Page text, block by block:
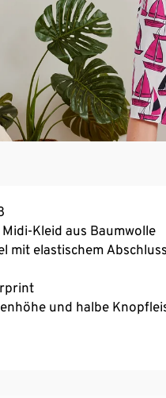
Kleid aus Baumwolle
mit elastischem Abschluss
und halbe
bitte eine Größe kleiner
und trägt Größe 36